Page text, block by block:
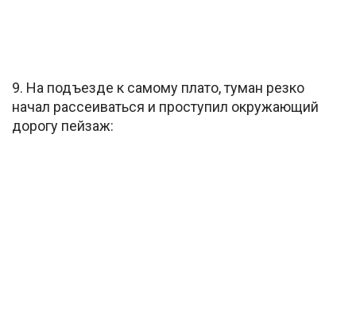
9. На подъезде к самому плато, туман резко
начал рассеиваться и проступил окружающий
дорогу пейзаж: